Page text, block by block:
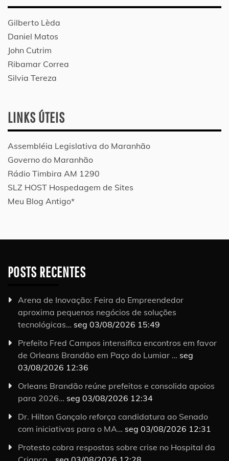
Gilberto Lèda
Daniel Matos
John Cutrim
Ribamar Correa
Silvia Tereza
LINKS ÚTEIS
Assembléia Legislativa do Maranhão
Governo do Maranhão
Rádio Timbira AM 1290
SLZ HOST Hospedagem de Sites
Meu Blog Antigo*
POSTS RECENTES
Arena de Inovação: Feira do Empreendedor
aproxima pequenos negócios de soluções
tecnológicas… seg 03/08/2026 15:49
Prefeito Fred Campos intensifica encontros em favor
de Orleans Brandão em Paço do Lumiar … seg
03/08/2026 12:36
Orleans Brandão reúne prefeitos e consolida apoios
para 2026… seg 03/08/2026 12:34
Dr. Hilton Gonçalo reforça candidatura ao Senado
com iniciativas para o MA… seg 03/08/2026 12:31
Protesto cobra respostas sobre crise no Hospital da